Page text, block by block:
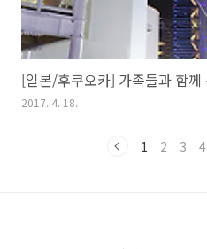
[일본/후쿠오카] 가족들과 함께
2017. 4. 18.
1 2 3 4